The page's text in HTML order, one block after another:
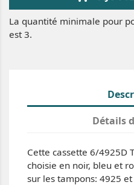
La quantité minimale pour
est 3.
Détails
Cette cassette 6/4925D
choisie en noir, bleu et
sur les tampons: 4925